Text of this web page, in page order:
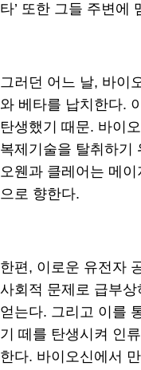
타’ 또한 그들 주변에
그러던 어느 날, 바이
와 베타를 납치한다.
탄생했기 때문. 바이
복제기술을 탈취하기
오웬과 클레어는 메
으로 향한다.
한편, 이로운 유전자
사회적 문제로 급부
얻는다. 그리고 이를
기 떼를 탄생시켜 인
한다. 바이오신에서